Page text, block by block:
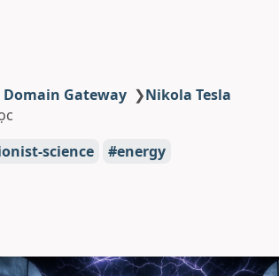
Domain Gateway ❯Nikola Tesla
science energy